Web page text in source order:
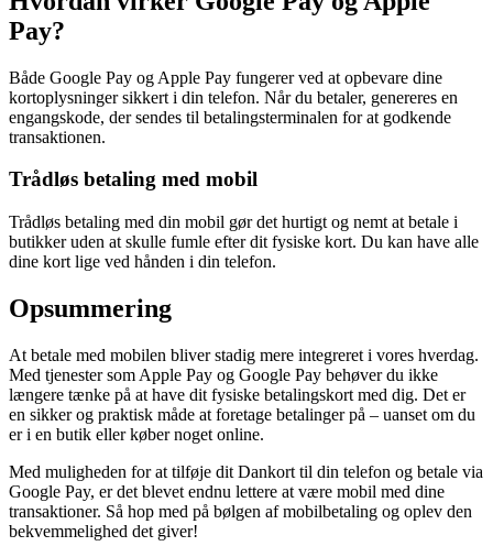
Pay?
Både Google Pay og Apple Pay fungerer ved at opbevare dine
kortoplysninger sikkert i din telefon. Når du betaler, genereres en
engangskode, der sendes til betalingsterminalen for at godkende
transaktionen.
Trådløs betaling med mobil
Trådløs betaling med din mobil gør det hurtigt og nemt at betale i
butikker uden at skulle fumle efter dit fysiske kort. Du kan have alle
dine kort lige ved hånden i din telefon.
Opsummering
At betale med mobilen bliver stadig mere integreret i vores hverdag.
Med tjenester som Apple Pay og Google Pay behøver du ikke
længere tænke på at have dit fysiske betalingskort med dig. Det er
en sikker og praktisk måde at foretage betalinger på – uanset om du
er i en butik eller køber noget online.
Med muligheden for at tilføje dit Dankort til din telefon og betale via
Google Pay, er det blevet endnu lettere at være mobil med dine
transaktioner. Så hop med på bølgen af mobilbetaling og oplev den
bekvemmelighed det giver!